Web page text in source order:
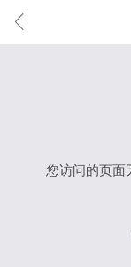
您访问的页面